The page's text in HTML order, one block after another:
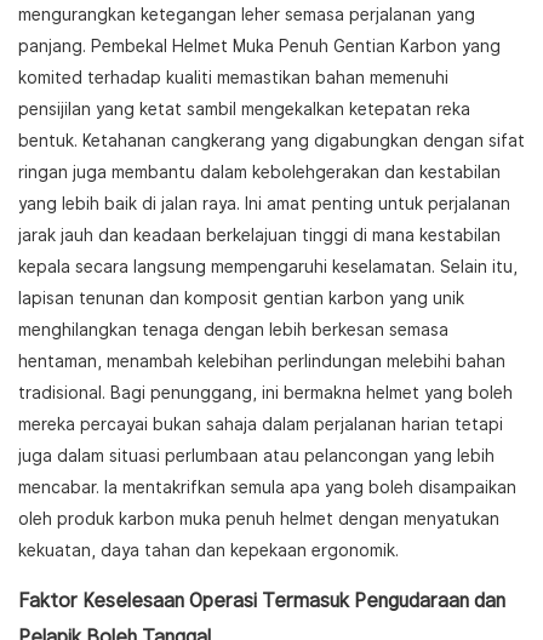
mengurangkan ketegangan leher semasa perjalanan yang
panjang. Pembekal Helmet Muka Penuh Gentian Karbon yang
komited terhadap kualiti memastikan bahan memenuhi
pensijilan yang ketat sambil mengekalkan ketepatan reka
bentuk. Ketahanan cangkerang yang digabungkan dengan sifat
ringan juga membantu dalam kebolehgerakan dan kestabilan
yang lebih baik di jalan raya. Ini amat penting untuk perjalanan
jarak jauh dan keadaan berkelajuan tinggi di mana kestabilan
kepala secara langsung mempengaruhi keselamatan. Selain itu,
lapisan tenunan dan komposit gentian karbon yang unik
menghilangkan tenaga dengan lebih berkesan semasa
hentaman, menambah kelebihan perlindungan melebihi bahan
tradisional. Bagi penunggang, ini bermakna helmet yang boleh
mereka percayai bukan sahaja dalam perjalanan harian tetapi
juga dalam situasi perlumbaan atau pelancongan yang lebih
mencabar. Ia mentakrifkan semula apa yang boleh disampaikan
oleh produk karbon muka penuh helmet dengan menyatukan
kekuatan, daya tahan dan kepekaan ergonomik.
Faktor Keselesaan Operasi Termasuk Pengudaraan dan